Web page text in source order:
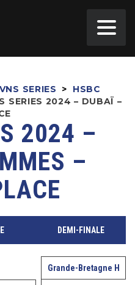
SERIES >
HSBC
SERIES 2024 – DUBAÏ –
2024 –
–
DEMI-FINALE
Grande-Bretagne H